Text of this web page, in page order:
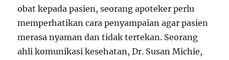
obat kepada pasien, seorang apoteker perlu
memperhatikan cara penyampaian agar pasien
merasa nyaman dan tidak tertekan. Seorang
ahli komunikasi kesehatan, Dr. Susan Michie,